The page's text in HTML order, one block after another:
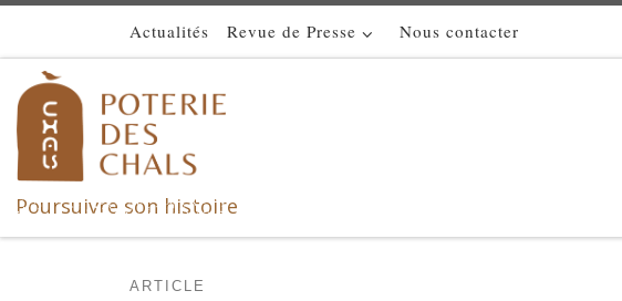
Skip to contentActualités Revue de Presse Nous contacter
Poursuivre son histoire
ARTICLE